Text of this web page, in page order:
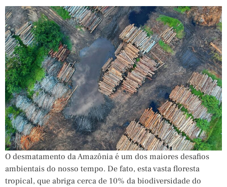
O desmatamento da Amazônia é um dos maiores desafios
ambientais do nosso tempo. De fato, esta vasta floresta
tropical, que abriga cerca de 10% da biodiversidade do